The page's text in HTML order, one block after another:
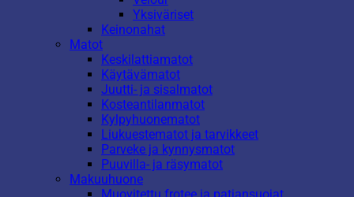
Yksiväriset
Keinonahat
Matot
Keskilattiamatot
Käytävämatot
Juutti- ja sisalmatot
Kosteantilanmatot
Kylpyhuonematot
Liukuestematot ja tarvikkeet
Parveke ja kynnysmatot
Puuvilla- ja räsymatot
Makuuhuone